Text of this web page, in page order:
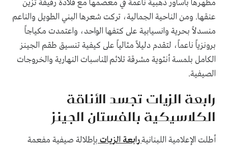
مظهرها بأساور ذهبية ناعمة في معصمها مع قلادة رقيقة تزين
عنقها. ومن الناحية الجمالية، تركت شعرها البني الطويل والناعم
منسدلاً بحرية وانسيابية على كتفها الواحد، واعتمدت مكياجاً
برونزياً ناعماً، لتقدم دليلاً مثالياً على كيفية تنسيق طقم الجينز
الكامل بلمسة أنثوية مشرقة تلائم المناسبات النهارية والخروجات
الصيفية.
رابعة الزيات تجسد الأناقة
الكلاسيكية بالفستان الجينز
أطلت الإعلامية اللبنانيةرابعة الزيات بإطلالة صيفية مفعمة